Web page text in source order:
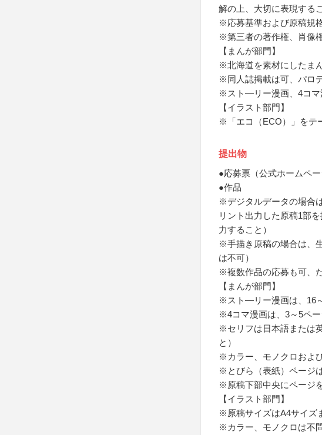
解の上、大切に表現する
※応募基準および原稿規
※第三者の著作権、肖像
【まんが部門】
※北海道を素材にしたま
※同人誌掲載は可、パロ
※スト―リー漫画、4コマ
【イラスト部門】
※「エコ（ECO）」をテ
提出物
●応募票（公式ホームペー
●作品
※デジタルデータの場合
リント出力した原稿1部
力すること）
※手描き原稿の場合は、
は不可）
※複数作品の応募も可、
【まんが部門】
※スト―リー漫画は、16
※4コマ漫画は、3～5ペー
※セリフは日本語または
と）
※カラー、モノクロおよ
※とびら（表紙）ページ
※原稿下部中央にページ
【イラスト部門】
※原稿サイズはA4サイズ
※カラー、モノクロは不